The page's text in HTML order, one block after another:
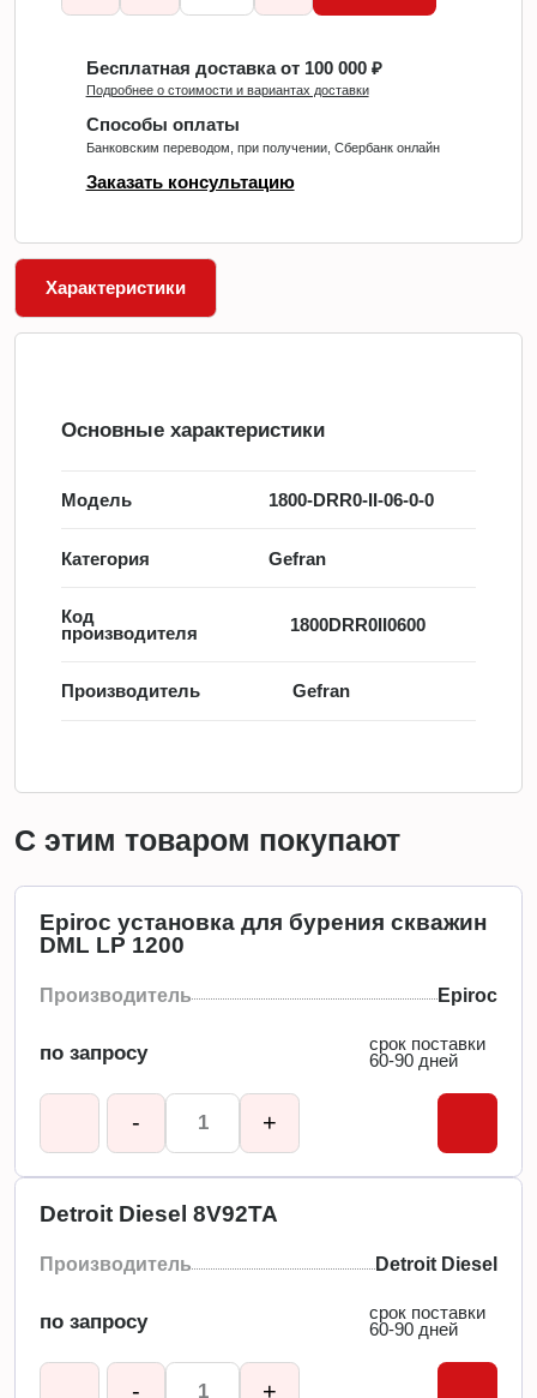
Бесплатная доставка от 100 000 ₽
Подробнее о стоимости и вариантах доставки
Способы оплаты
Банковским переводом, при получении, Сбербанк онлайн
Заказать консультацию
Характеристики
Основные характеристики
Модель 1800-DRR0-II-06-0-0
Категория Gefran
Код
производителя
1800DRR0II0600
Производитель Gefran
С этим товаром покупают
Epiroc установка для бурения скважин
DML LP 1200
Производитель Epiroc
по запросу
срок поставки
60-90 дней
- +
Detroit Diesel 8V92TA
Производитель Detroit Diesel
по запросу
срок поставки
60-90 дней
- +